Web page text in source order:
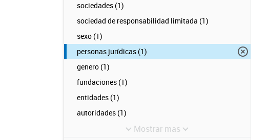
sociedades (1)
sociedad de responsabilidad limitada (1)
sexo (1)
personas jurídicas (1)
genero (1)
fundaciones (1)
entidades (1)
autoridades (1)
Mostrar mas